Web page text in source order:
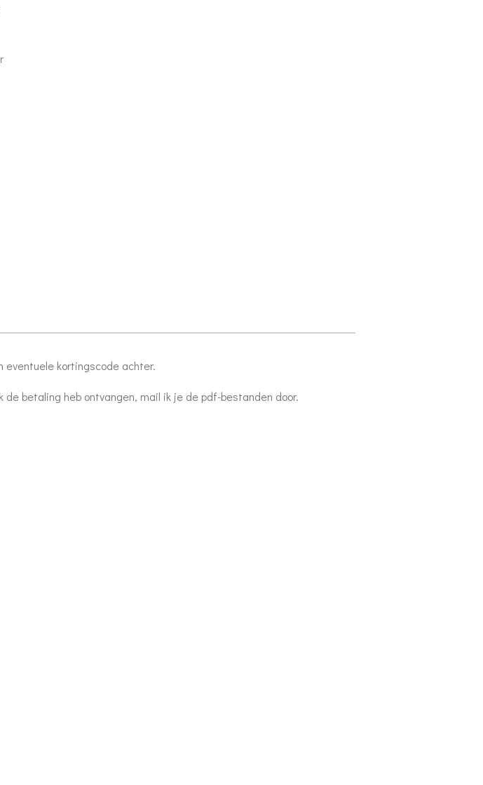
kortingscode achter.
betaling heb ontvangen, mail ik je de pdf-bestanden door.